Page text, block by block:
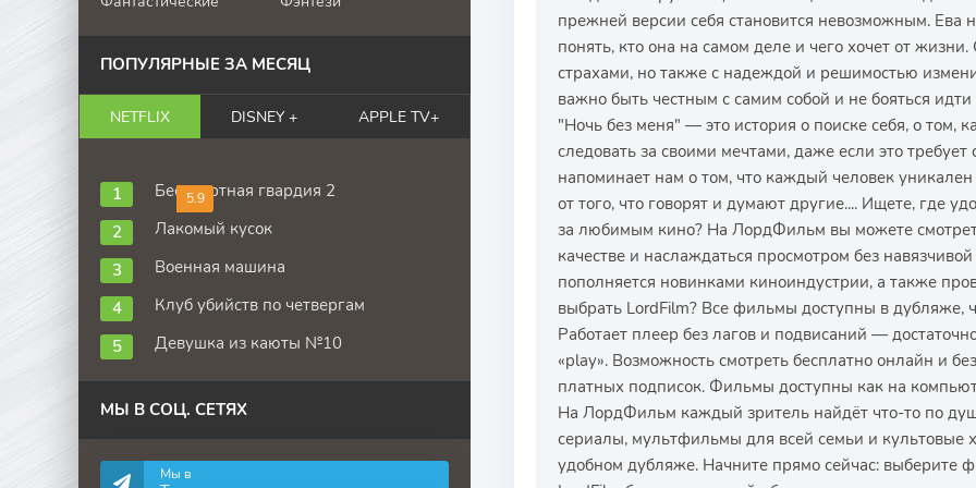
прежней версии себя становится невозможным. Ева
понять, кто она на самом деле и чего хочет от
страхами, но также с надеждой и решимостью
важно быть честным с самим собой и не бояться
"Ночь без меня" — это история о поиске себя, о том,
следовать за своими мечтами, даже если это
напоминает нам о том, что каждый человек
от того, что говорят и думают другие.... Ищете, где
за любимым кино? На ЛордФильм вы можете
качестве и наслаждаться просмотром без
пополняется новинками киноиндустрии, а также
выбрать LordFilm? Все фильмы доступны в дубляже,
Работает плеер без лагов и подвисаний —
«play». Возможность смотреть бесплатно онлайн и
платных подписок. Фильмы доступны как на
На ЛордФильм каждый зритель найдёт что-то по
сериалы, мультфильмы для всей семьи и культовые
удобном дубляже. Начните прямо сейчас: выберите
ПОПУЛЯРНЫЕ ЗА МЕСЯЦ
NETFLIX DISNEY + APPLE TV+
5.9
Бессмертная гвардия 2
Лакомый кусок
Военная машина
Клуб убийств по четвергам
Девушка из каюты №10
МЫ В СОЦ. СЕТЯХ
Мы в